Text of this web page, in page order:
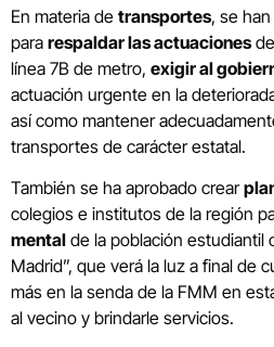
En materia de transportes, se
para respaldar las actuaciones
línea 7B de metro, exigir al
actuación urgente en la
así como mantener
transportes de carácter estatal.
También se ha aprobado crear
colegios e institutos de la región
mental de la población estudiantil
Madrid”, que verá la luz a final de
más en la senda de la FMM en
al vecino y brindarle servicios.